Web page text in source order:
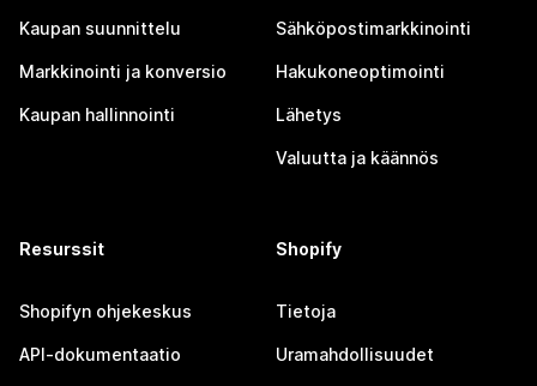
Kaupan suunnittelu
Markkinointi ja konversio
Kaupan hallinnointi
Sähköpostimarkkinointi
Hakukoneoptimointi
Lähetys
Valuutta ja käännös
Resurssit
Shopifyn ohjekeskus
API-dokumentaatio
Shopify
Tietoja
Uramahdollisuudet